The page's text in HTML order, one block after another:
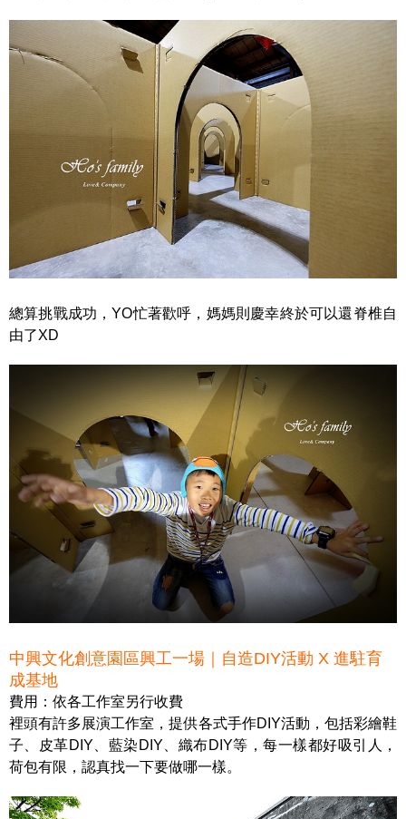
總算挑戰成功，YO忙著歡呼，媽媽則慶幸終於可以還脊椎自
由了XD
中興文化創意園區興工一場｜自造DIY活動 X 進駐育
成基地
費用：依各工作室另行收費
裡頭有許多展演工作室，提供各式手作DIY活動，包括彩繪鞋
子、皮革DIY、藍染DIY、織布DIY等，每一樣都好吸引人，
荷包有限，認真找一下要做哪一樣。